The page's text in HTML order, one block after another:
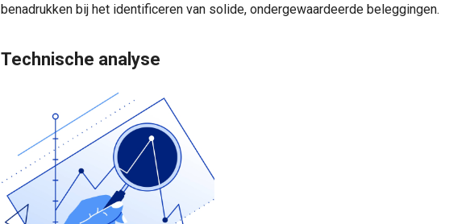
benadrukken bij het identificeren van solide, ondergewaardeerde beleggingen.
Technische analyse